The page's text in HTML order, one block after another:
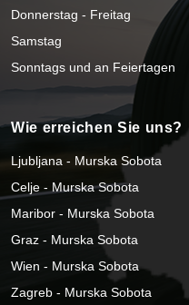
Donnerstag - Freitag
Samstag
Sonntags und an Feiertagen
Wie erreichen Sie uns?
Ljubljana - Murska Sobota
Celje - Murska Sobota
Maribor - Murska Sobota
Graz - Murska Sobota
Wien - Murska Sobota
Zagreb - Murska Sobota